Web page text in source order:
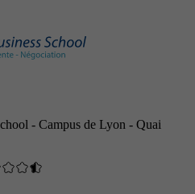
- Campus de Lyon - Quai